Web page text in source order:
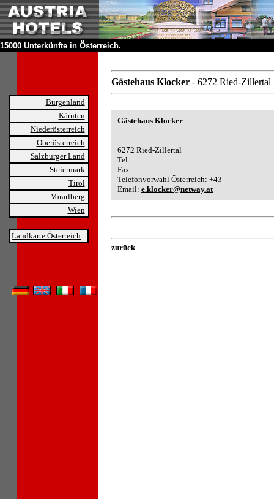
15000 Unterkünfte in Österreich.
Burgenland
Kärnten
Niederösterreich
Oberösterreich
Salzburger Land
Steiermark
Tirol
Vorarlberg
Wien
Landkarte Österreich
Gästehaus Klocker - 6272 Ried-Zillertal
Gästehaus Klocker
6272 Ried-Zillertal
Tel.
Fax
Telefonvorwahl Österreich: +43
Email: e.klocker@netway.at
zurück